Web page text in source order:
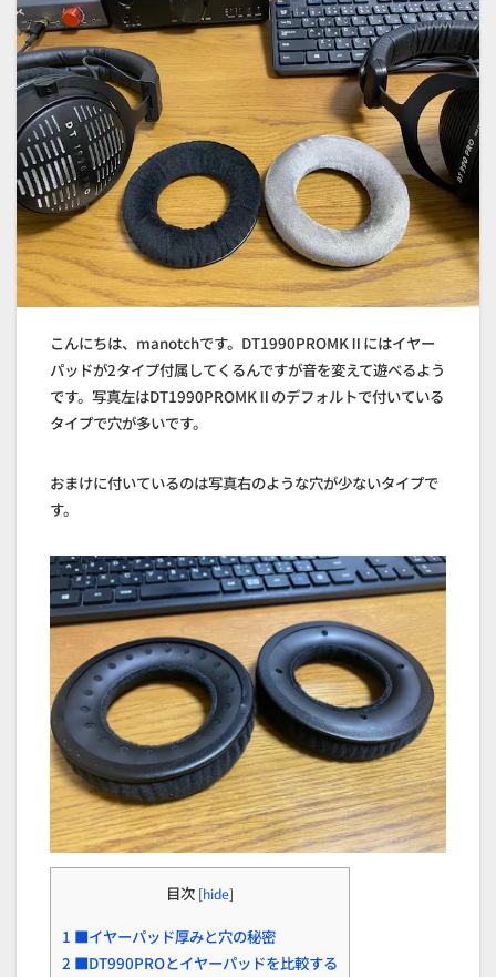
こんにちは、manotchです。DT1990PROMKⅡにはイヤー
パッドが2タイプ付属してくるんですが音を変えて遊べるよう
です。写真左はDT1990PROMKⅡのデフォルトで付いている
タイプで穴が多いです。
おまけに付いているのは写真右のような穴が少ないタイプで
す。
目次 [hide]
1 ■イヤーパッド厚みと穴の秘密
2 ■DT990PROとイヤーパッドを比較する